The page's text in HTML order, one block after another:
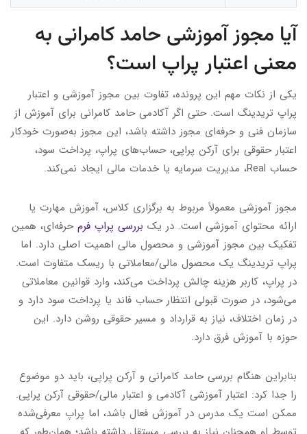
آیا مجوز آموزشی حامد کامرانی به
معنی اعتبار پراپ است؟
یکی از نکات مهم این پرونده، تفاوت بین مجوز آموزشی و اعتبار
پراپ تریدینگ است. حتی اگر آکادمی حامد کامرانی برای آموزش از
سازمان فنی و حرفه‌ای مجوز داشته باشد، این مجوز به‌صورت خودکار
اعتبار حقوقی برای آرکن پراپی، حساب‌های پراپ، پرداخت سود،
حساب Real، مدیریت سرمایه یا خدمات مالی ایجاد نمی‌کند.
مجوز آموزشی معمولاً مربوط به برگزاری کلاس، آموزش مهارت یا
ارائه محتوای آموزشی است. در یک بررسی پراپ فرم حرفه‌ای، همین
تفکیک بین مجوز آموزشی و محصول مالی اهمیت اصلی دارد. اما
پراپ تریدینگ یک محصول مالی/معاملاتی با ریسک متفاوت است.
در پراپ، کاربر هزینه چالش پرداخت می‌کند، وارد قوانین معاملاتی
می‌شود، در صورت قبولی انتظار حساب فاند یا پرداخت سود دارد و
در زمان اختلاف، نیاز به قرارداد و مسیر حقوقی روشن دارد. این
حوزه با آموزش فرق دارد.
بنابراین هنگام بررسی حامد کامرانی و آرکن پراپی، باید دو موضوع
را جدا کرد: اعتبار آموزشی آکادمی و اعتبار مالی/حقوقی آرکن پراپی.
ممکن است یک مدرس در آموزش فعال باشد، اما پراپ معرفی‌شده